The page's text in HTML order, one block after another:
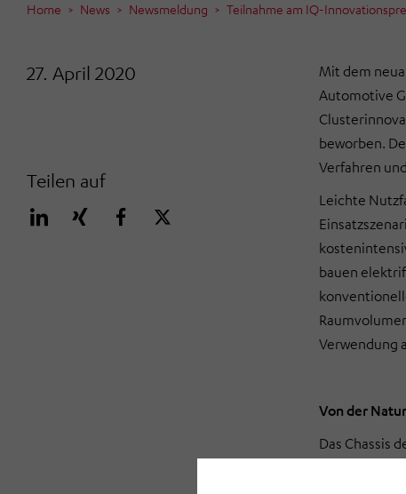
Home News Newsmeldung Teilnahme am IQ-
27. April 2020
Teilen auf
Mit dem
Automotive
beworben.
Verfahren
Leichte
bauen
Verwendung
Von der
Das Chassis